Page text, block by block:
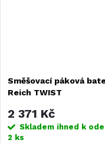
Směšovací páková
Reich TWIST
2 371 Kč
Skladem ihned k
2 ks